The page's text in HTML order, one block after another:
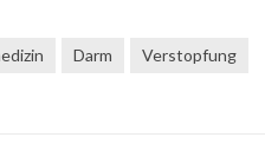
Darm Verstopfung